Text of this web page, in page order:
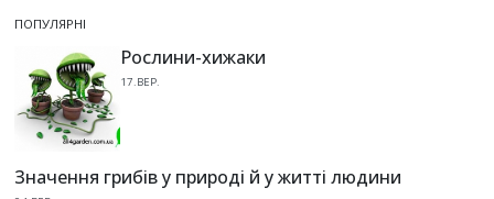
ПОПУЛЯРНІ
Рослини-хижаки
17.ВЕР.
Значення грибів у природі й у житті людини